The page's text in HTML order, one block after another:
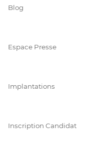
Blog
Espace Presse
Implantations
Inscription Candidat